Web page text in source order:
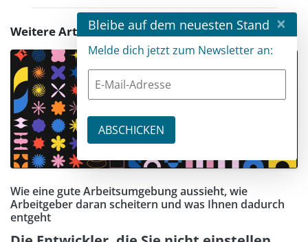
Weitere Artikel zu diesem Thema
Wie eine gute Arbeitsumgebung aussieht, wie
Arbeitgeber daran scheitern und was Ihnen dadurch
entgeht
Bleibe auf dem neuesten Stand ×
Melde dich jetzt zum Newsletter an: